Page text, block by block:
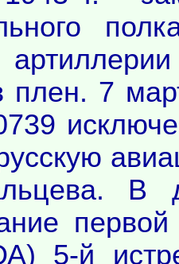
плен. 7
В
первой
5-й